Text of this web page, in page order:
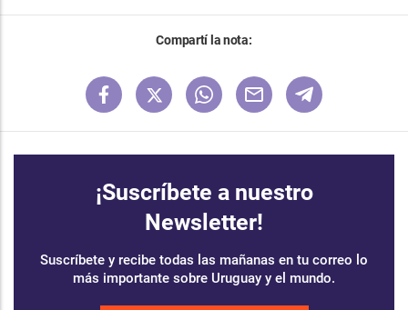
Compartí la nota:
¡Suscríbete a nuestro
Newsletter!
Suscríbete y recibe todas las mañanas en tu correo lo
más importante sobre Uruguay y el mundo.